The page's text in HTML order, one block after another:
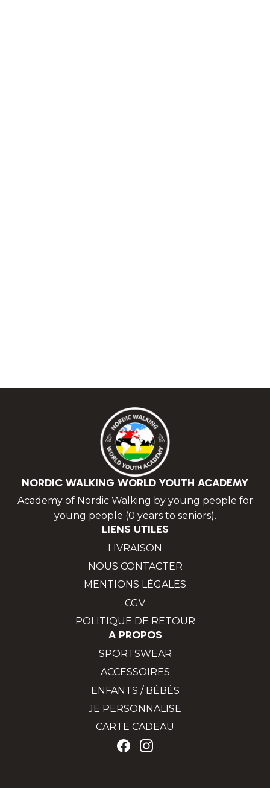
NORDIC WALKING WORLD YOUTH ACADEMY
Academy of Nordic Walking by young people for
young people (0 years to seniors).
LIENS UTILES
LIVRAISON
NOUS CONTACTER
MENTIONS LÉGALES
CGV
POLITIQUE DE RETOUR
A PROPOS
SPORTSWEAR
ACCESSOIRES
ENFANTS / BÉBÉS
JE PERSONNALISE
CARTE CADEAU